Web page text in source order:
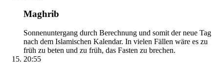
Maghrib
Sonnenuntergang durch Berechnung und somit der neue Tag
nach dem Islamischen Kalendar. In vielen Fällen wäre es zu
früh zu beten und zu früh, das Fasten zu brechen.
20:55